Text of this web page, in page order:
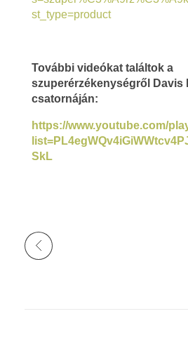
st_type=product
További videókat találtok a
szuperérzékenységről
csatornáján:
https://www.youtube.com/
SkL